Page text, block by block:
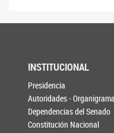
INSTITUCIONAL
Presidencia
Autoridades - Organigrama
Dependencias del Senado
Constitución Nacional